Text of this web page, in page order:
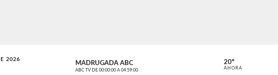
2026
MADRUGADA ABC
ABC TV DE 00:00:00 A 04:59:00 ABC CARDINAL
20º
AHORA